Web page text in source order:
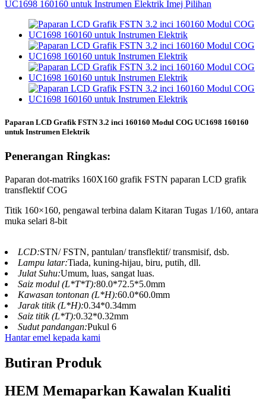
Paparan LCD Grafik FSTN 3.2 inci 160160 Modul COG UC1698 160160
untuk Instrumen Elektrik
Penerangan Ringkas:
Paparan dot-matriks 160X160 grafik FSTN paparan LCD grafik
transflektif COG
Titik 160×160, pengawal terbina dalam Kitaran Tugas 1/160, antara
muka selari 8-bit
LCD:STN/ FSTN, pantulan/ transflektif/ transmisif, dsb.
Lampu latar:Tiada, kuning-hijau, biru, putih, dll.
Julat Suhu:Umum, luas, sangat luas.
Saiz modul (L*T*T):80.0*72.5*5.0mm
Kawasan tontonan (L*H):60.0*60.0mm
Jarak titik (L*H):0.34*0.34mm
Saiz titik (L*T):0.32*0.32mm
Sudut pandangan:Pukul 6
Hantar emel kepada kami
Butiran Produk
HEM Memaparkan Kawalan Kualiti